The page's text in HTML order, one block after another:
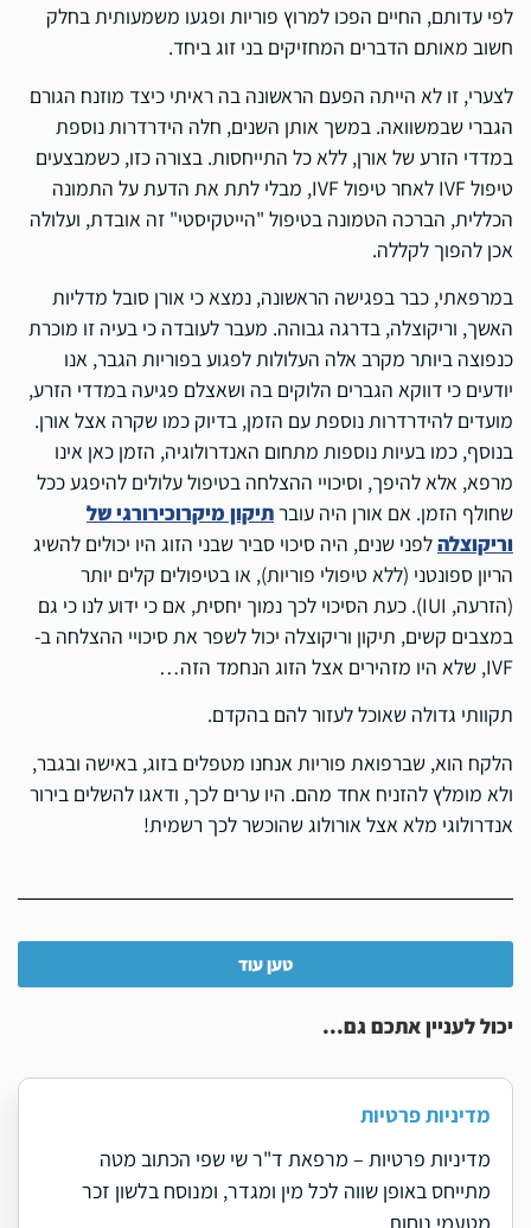
לפי עדותם, החיים הפכו למרוץ פוריות ופגעו משמעותית בחלק
חשוב מאותם הדברים המחזיקים בני זוג ביחד.
לצערי, זו לא הייתה הפעם הראשונה בה ראיתי כיצד מוזנח הגורם
הגברי שבמשוואה. במשך אותן השנים, חלה הידרדרות נוספת
במדדי הזרע של אורן, ללא כל התייחסות. בצורה כזו, כשמבצעים
טיפול IVF לאחר טיפול IVF, מבלי לתת את הדעת על התמונה
הכללית, הברכה הטמונה בטיפול "הייטקיסטי" זה אובדת, ועלולה
אכן להפוך לקללה.
במרפאתי, כבר בפגישה הראשונה, נמצא כי אורן סובל מדליות
האשך, וריקוצלה, בדרגה גבוהה. מעבר לעובדה כי בעיה זו מוכרת
כנפוצה ביותר מקרב אלה העלולות לפגוע בפוריות הגבר, אנו
יודעים כי דווקא הגברים הלוקים בה ושאצלם פגיעה במדדי הזרע,
מועדים להידרדרות נוספת עם הזמן, בדיוק כמו שקרה אצל אורן.
בנוסף, כמו בעיות נוספות מתחום האנדרולוגיה, הזמן כאן אינו
מרפא, אלא להיפך, וסיכויי ההצלחה בטיפול עלולים להיפגע ככל
שחולף הזמן. אם אורן היה עוברתיקון מיקרוכירורגי של
וריקוצלהלפני שנים, היה סיכוי סביר שבני הזוג היו יכולים להשיג
הריון ספונטני (ללא טיפולי פוריות), או בטיפולים קלים יותר
(הזרעה, IUI). כעת הסיכוי לכך נמוך יחסית, אם כי ידוע לנו כי גם
במצבים קשים, תיקון וריקוצלה יכול לשפר את סיכויי ההצלחה ב-
IVF, שלא היו מזהירים אצל הזוג הנחמד הזה…
תקוותי גדולה שאוכל לעזור להם בהקדם.
הלקח הוא, שברפואת פוריות אנחנו מטפלים בזוג, באישה ובגבר,
ולא מומלץ להזניח אחד מהם. היו ערים לכך, ודאגו להשלים בירור
אנדרולוגי מלא אצל אורולוג שהוכשר לכך רשמית!
טען עוד
יכול לעניין אתכם גם...
מדיניות פרטיות
מדיניות פרטיות – מרפאת ד"ר שי שפי הכתוב מטה
מתייחס באופן שווה לכל מין ומגדר, ומנוסח בלשון זכר
מטעמי נוחות...